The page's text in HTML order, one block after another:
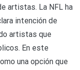
artistas. La NFL ha
intención de
artistas que
En este
una opción que